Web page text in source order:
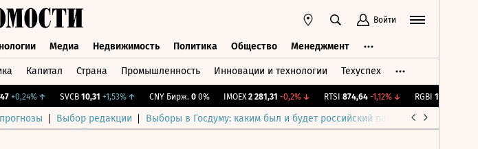
Войти
Медиа Недвижимость Политика Общество Менеджмент
Капитал Страна Промышленность Инновации и технологии Техуспех
+0,24%↑ SVCB 10,31 +1,53%↑ CNY Бирж. 0 0% IMOEX 2 281,31 -0,2%↓ RTSI 874,64 -1,12%↓ RGBI 115,35
Выбор редакции Выборы в Госдуму: каким был и будет российский парламент